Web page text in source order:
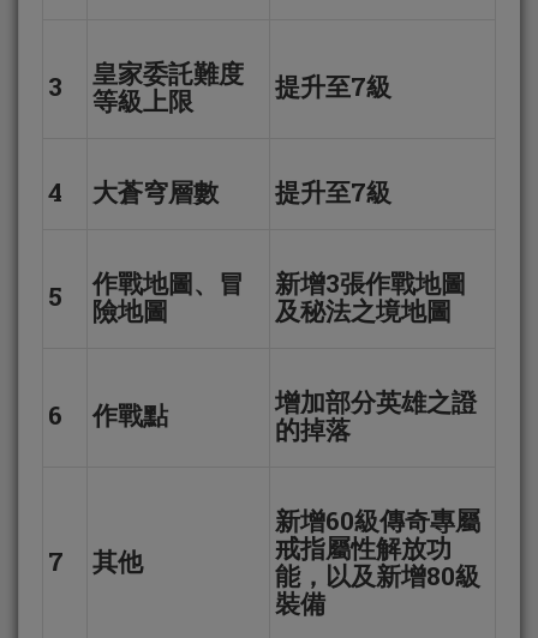
3
皇家委託難度
等級上限
提升至7級
4 大蒼穹層數 提升至7級
5
作戰地圖、冒
險地圖
新增3張作戰地圖
及秘法之境地圖
6 作戰點
增加部分英雄之證
的掉落
7 其他
新增60級傳奇專屬
戒指屬性解放功
能，以及新增80級
裝備